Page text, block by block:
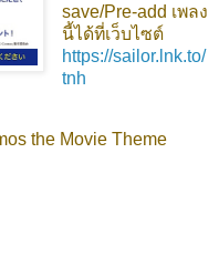
save/Pre-add เพลง
นี้ได้ที่เว็บไซต์
https://sailor.lnk.to/
tnh
the Movie Theme